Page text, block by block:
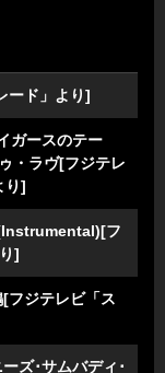
ード」より]
ガースのテー
・ラヴ[フジテレ
り]
フ
]
フジテレビ「ス
ズ･サムバディ･